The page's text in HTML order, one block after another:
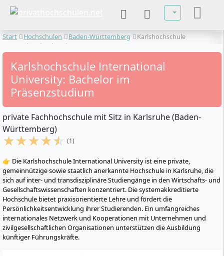
Sprache
Start Hochschulen Baden-Württemberg
Karlshochschule
International University
Karlshochschule International
University: Bachelor im
Präsenzstudium
private Fachhochschule mit Sitz in Karlsruhe (Baden-
Württemberg)
★★★★☆ (1)
👉 Die Karlshochschule International University ist eine private,
gemeinnützige sowie staatlich anerkannte Hochschule in Karlsruhe, die
sich auf inter- und transdisziplinäre Studiengänge in den Wirtschafts- und
Gesellschaftswissenschaften konzentriert. Die systemakkreditierte
Hochschule bietet praxisorientierte Lehre und fördert die
Persönlichkeitsentwicklung ihrer Studierenden. Ein umfangreiches
internationales Netzwerk und Kooperationen mit Unternehmen und
zivilgesellschaftlichen Organisationen unterstützen die Ausbildung
künftiger Führungskräfte.